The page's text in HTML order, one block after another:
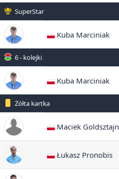
SuperStar
Kuba Marciniak
6 - kolejki
Kuba Marciniak
Żółta kartka
Maciek Goldsztajn
Łukasz Pronobis